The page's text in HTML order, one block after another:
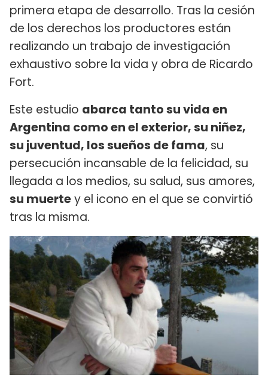
primera etapa de desarrollo. Tras la cesión
de los derechos los productores están
realizando un trabajo de investigación
exhaustivo sobre la vida y obra de Ricardo
Fort.
Este estudio abarca tanto su vida en
Argentina como en el exterior, su niñez,
su juventud, los sueños de fama, su
persecución incansable de la felicidad, su
llegada a los medios, su salud, sus amores,
su muertey el icono en el que se convirtió
tras la misma.